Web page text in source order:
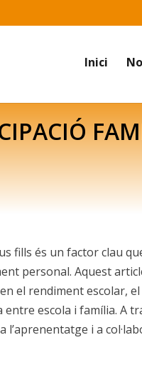
Inici
fills és un factor clau
personal. Aquest
el rendiment escolar,
escola i família. A
i a